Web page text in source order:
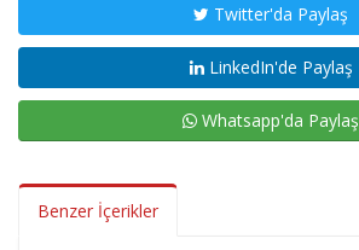
Twitter'da Paylaş
LinkedIn'de Paylaş
Whatsapp'da Paylaş
Benzer İçerikler